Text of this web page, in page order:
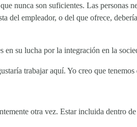
nunca son suficientes. Las personas
del empleador, o del que ofrece,
su lucha por la integración en la
trabajar aquí. Yo creo que
otra vez. Estar incluida dentro